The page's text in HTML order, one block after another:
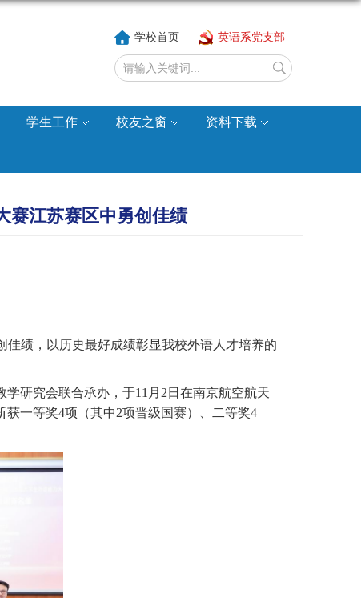
英语系党支部
学校首页
学生工作 校友之窗 资料下载
赛江苏赛区中勇创佳绩
佳绩，以历史最好成绩彰显我校外语人才培养的
学研究会联合承办，于11 月2 日在南京航空航天
获一等奖4项（其中2项晋级国赛）、二等奖4